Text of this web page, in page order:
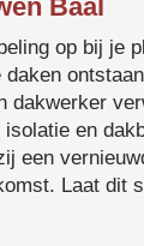
Baal
op bij je
dakwerker
en
een
Laat dit